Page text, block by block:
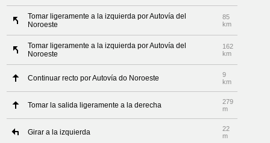
Tomar ligeramente a la izquierda por Autovía del
Noroeste
85
km
Tomar ligeramente a la izquierda por Autovía del
Noroeste
162
km
Continuar recto por Autovía do Noroeste
9
km
Tomar la salida ligeramente a la derecha
279
m
Girar a la izquierda
22
m